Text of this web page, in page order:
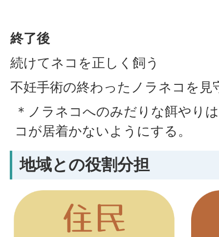
終了後
続けてネコを正しく飼う
不妊手術の終わったノラネコを見
＊ノラネコへのみだりな餌やり
コが居着かないようにする。
地域との役割分担